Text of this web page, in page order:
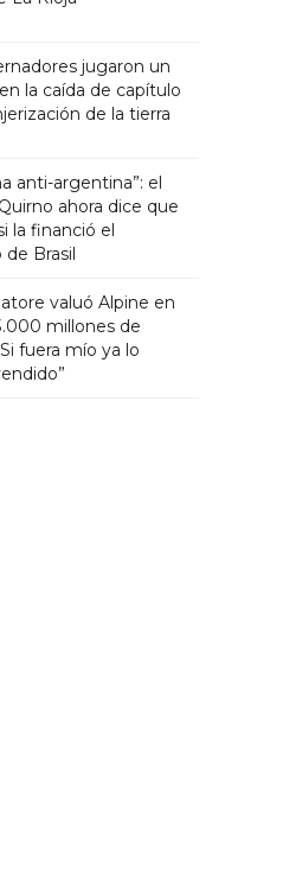
jugaron un
la caída de capítulo
de la tierra
anti-argentina”: el
ahora dice que
la financió el
de Brasil
valuó Alpine en
millones de
fuera mío ya lo